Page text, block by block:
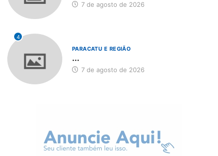
7 de agosto de 2026
4
PARACATU E REGIÃO
...
7 de agosto de 2026